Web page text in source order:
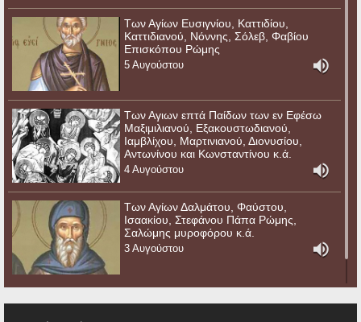
Των Αγίων Ευσιγνίου, Καττιδίου,
Καττιδιανού, Νόννης, Σόλεβ, Φαβίου
Επισκόπου Ρώμης
5 Αυγούστου
Των Αγιων επτά Παίδων των εν Εφέσω
Μαξιμιλιανού, Εξακουστωδιανού,
Ιαμβλίχου, Μαρτινιανού, Διονυσίου,
Αντωνίνου και Κωνσταντίνου κ.ά.
4 Αυγούστου
Των Αγίων Δαλμάτου, Φαύστου,
Ισαακίου, Στεφάνου Πάπα Ρώμης,
Σαλώμης μυροφόρου κ.ά.
3 Αυγούστου